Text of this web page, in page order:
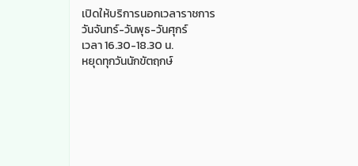
เปิดให้บริการนอกเวลาราชการ
วันจันทร์-วันพุธ-วันศุกร์
เวลา 16.30-18.30 น.
หยุดทุกวันนักขัตฤกษ์